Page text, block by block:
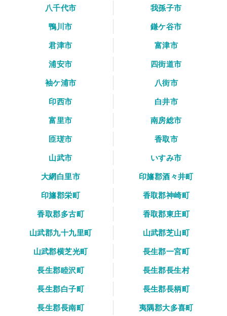
八千代市
我孫子市
鴨川市
鎌ケ谷市
君津市
富津市
浦安市
四街道市
袖ケ浦市
八街市
印西市
白井市
富里市
南房総市
匝瑳市
香取市
山武市
いすみ市
大網白里市
印旛郡酒々井町
印旛郡栄町
香取郡神崎町
香取郡多古町
香取郡東庄町
山武郡九十九里町
山武郡芝山町
山武郡横芝光町
長生郡一宮町
長生郡睦沢町
長生郡長生村
長生郡白子町
長生郡長柄町
長生郡長南町
夷隅郡大多喜町